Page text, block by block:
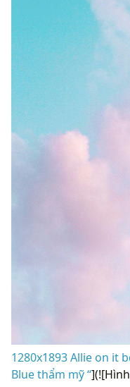
1280x1893 Allie on it
Blue thẩm mỹ “